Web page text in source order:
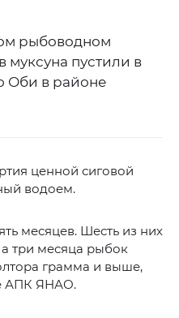
рыбоводном
муксуна пустили в
Оби в районе
ценной сиговой
водоем.
месяцев. Шесть из них
три месяца рыбок
грамма и выше,
АПК ЯНАО.